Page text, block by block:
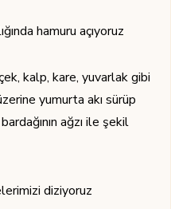
hamuru açıyoruz
kalp, kare, yuvarlak gibi
yumurta akı sürüp
ağzı ile şekil
diziyoruz